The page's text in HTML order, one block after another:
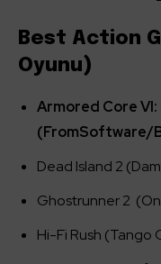
Best Action
Oyunu)
Armored Core
(FromSoftware/
Dead Island 2
Ghostrunner 2
Hi-Fi Rush